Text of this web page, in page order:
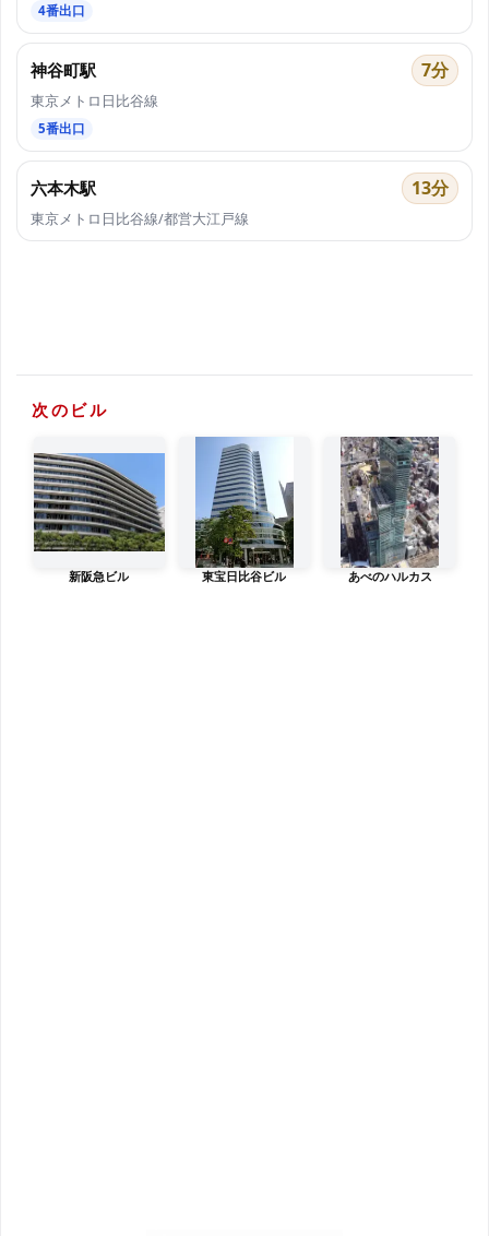
4番出口
神谷町駅 7分
東京メトロ日比谷線
5番出口
六本木駅 13分
東京メトロ日比谷線/都営大江戸線
次のビル
新阪急ビル 東宝日比谷ビル あべのハルカス